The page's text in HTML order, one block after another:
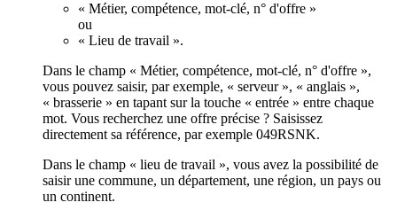
« Métier, compétence, mot-clé, n° d'offre »
ou
« Lieu de travail ».
Dans le champ « Métier, compétence, mot-clé, n° d'offre »,
vous pouvez saisir, par exemple, « serveur », « anglais »,
« brasserie » en tapant sur la touche « entrée » entre chaque
mot. Vous recherchez une offre précise ? Saisissez
directement sa référence, par exemple 049RSNK.
Dans le champ « lieu de travail », vous avez la possibilité de
saisir une commune, un département, une région, un pays ou
un continent.